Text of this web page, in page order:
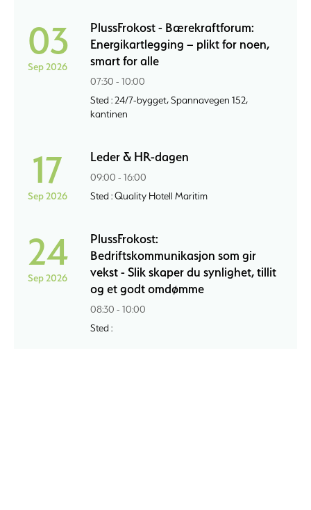
03
Sep 2026
PlussFrokost - Bærekraftforum:
Energikartlegging – plikt for noen,
smart for alle
07:30 - 10:00
Sted : 24/7-bygget, Spannavegen 152,
kantinen
17
Sep 2026
Leder & HR-dagen
09:00 - 16:00
Sted : Quality Hotell Maritim
24
Sep 2026
PlussFrokost:
Bedriftskommunikasjon som gir
vekst - Slik skaper du synlighet, tillit
og et godt omdømme
08:30 - 10:00
Sted :